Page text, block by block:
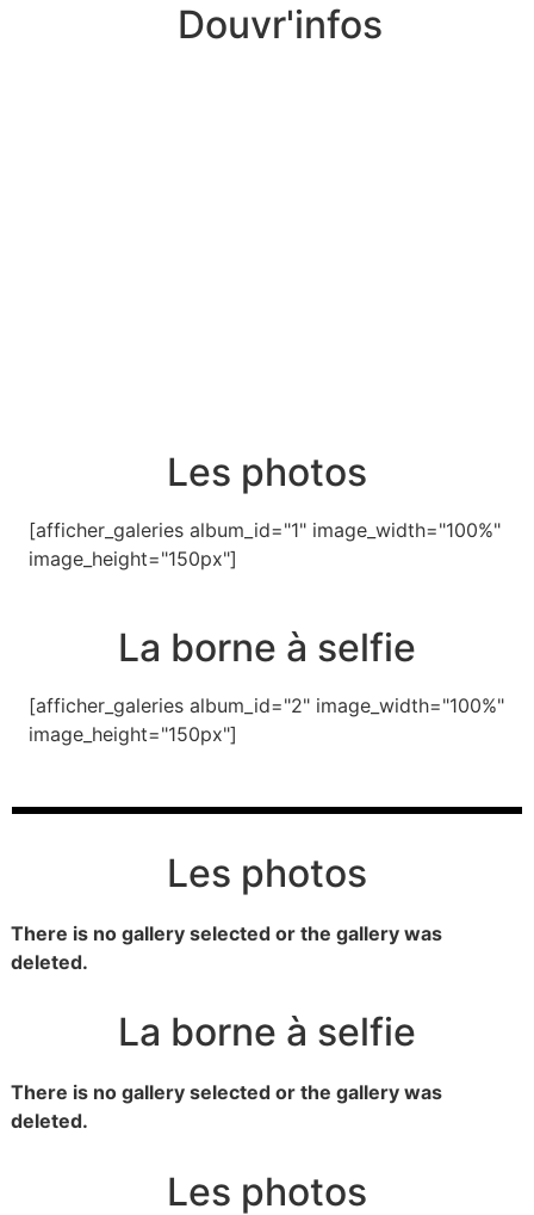
Douvr'infos
Les photos
[afficher_galeries album_id="1" image_width="100%"
image_height="150px"]
La borne à selfie
[afficher_galeries album_id="2" image_width="100%"
image_height="150px"]
Les photos
There is no gallery selected or the gallery was
deleted.
La borne à selfie
There is no gallery selected or the gallery was
deleted.
Les photos